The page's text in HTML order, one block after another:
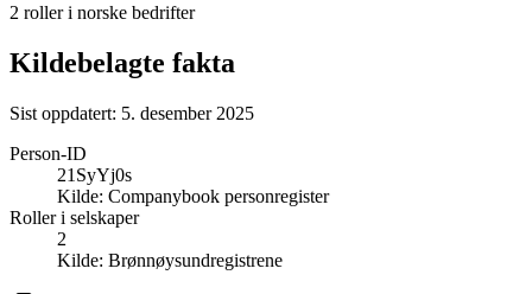
2 roller i norske bedrifter
Kildebelagte fakta
Sist oppdatert: 5. desember 2025
Person-ID
21SyYj0s
Kilde: Companybook personregister
Roller i selskaper
2
Kilde: Brønnøysundregistrene